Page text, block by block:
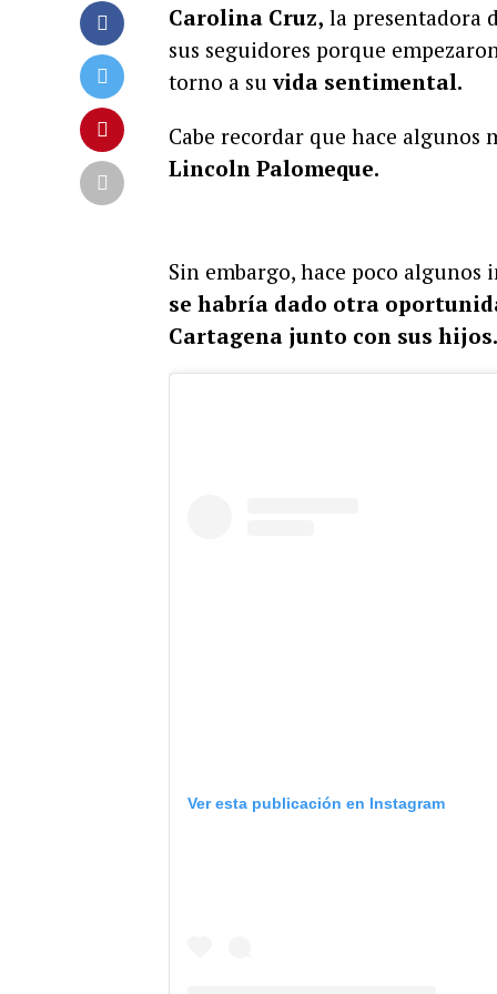
Carolina Cruz, la presentadora
sus seguidores porque
torno a suvida sentimental.
Cabe recordar que hace algunos
Lincoln Palomeque.
Sin embargo, hace poco
se habría dado otra
Cartagena junto con sus hijos.
Ver esta publicación en Instagram